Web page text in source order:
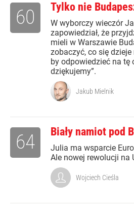
Tylko nie
W wyborczy wieczór
zapowiedział, że
mieli w Warszawie
zobaczyć, co się dzieje
by odpowiedzieć na tę
dziękujemy”.
60
Jakub Mielnik
Biały namiot pod
Julia ma wsparcie
Ale nowej rewolucji na
64
Wojciech Cieśla